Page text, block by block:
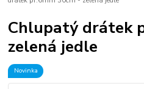
Chlupatý drátek
zelená jedle
Novinka